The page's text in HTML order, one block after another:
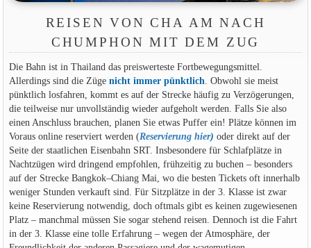
REISEN VON CHA AM NACH
CHUMPHON MIT DEM ZUG
Die Bahn ist in Thailand das preiswerteste Fortbewegungsmittel.
Allerdings sind die Züge nicht immer pünktlich. Obwohl sie meist
pünktlich losfahren, kommt es auf der Strecke häufig zu Verzögerungen,
die teilweise nur unvollständig wieder aufgeholt werden. Falls Sie also
einen Anschluss brauchen, planen Sie etwas Puffer ein! Plätze können im
Voraus online reserviert werden (Reservierung hier) oder direkt auf der
Seite der staatlichen Eisenbahn SRT. Insbesondere für Schlafplätze in
Nachtzügen wird dringend empfohlen, frühzeitig zu buchen – besonders
auf der Strecke Bangkok–Chiang Mai, wo die besten Tickets oft innerhalb
weniger Stunden verkauft sind. Für Sitzplätze in der 3. Klasse ist zwar
keine Reservierung notwendig, doch oftmals gibt es keinen zugewiesenen
Platz – manchmal müssen Sie sogar stehend reisen. Dennoch ist die Fahrt
in der 3. Klasse eine tolle Erfahrung – wegen der Atmosphäre, der